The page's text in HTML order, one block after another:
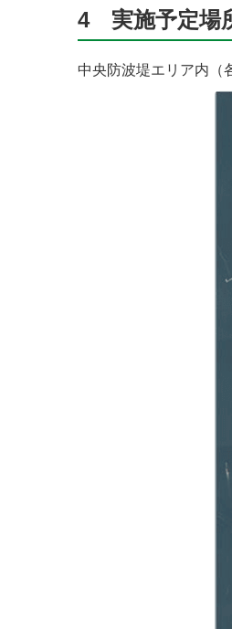
4 実施予定場
中央防波堤エリア内（